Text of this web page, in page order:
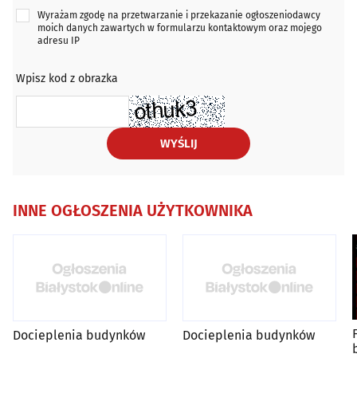
Wyrażam zgodę na przetwarzanie i przekazanie ogłoszeniodawcy
moich danych zawartych w formularzu kontaktowym oraz mojego
adresu IP
Wpisz kod z obrazka
WYŚLIJ
INNE OGŁOSZENIA UŻYTKOWNIKA
Docieplenia budynków Docieplenia budynków